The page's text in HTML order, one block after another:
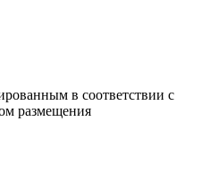
в соответствии с
размещения